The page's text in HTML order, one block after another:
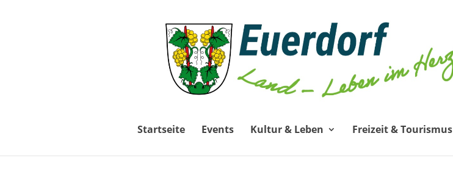
Startseite Events Kultur & Leben Freizeit & Tourismus